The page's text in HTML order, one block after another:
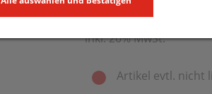
inkl. 20% MwSt.
Artikel evtl. nicht